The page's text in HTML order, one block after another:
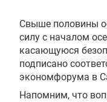
Свыше половины
силу с началом
касающуюся
подписано
экономфорума в
Напомним, что